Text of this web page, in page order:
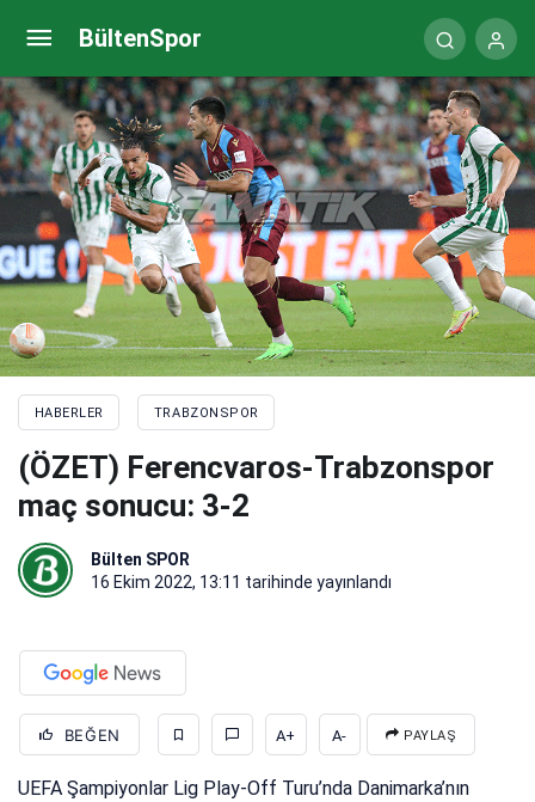
BültenSpor
HABERLER TRABZONSPOR
(ÖZET) Ferencvaros-Trabzonspor
maç sonucu: 3-2
Bülten SPOR
16 Ekim 2022, 13:11 tarihinde yayınlandı
BEĞEN A+ A- PAYLAŞ
UEFA Şampiyonlar Lig Play-Off Turu’nda Danimarka’nın
(ÖZET) Ferencvaros-Trabzonspor maç sonucu: 3-2